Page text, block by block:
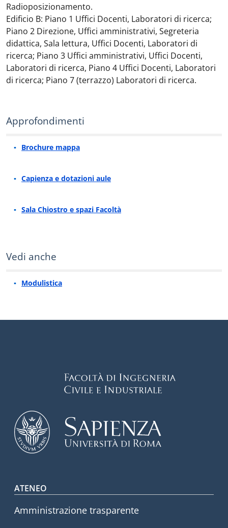
Radioposizionamento.
Edificio B: Piano 1 Uffici Docenti, Laboratori di ricerca;
Piano 2 Direzione, Uffici amministrativi, Segreteria
didattica, Sala lettura, Uffici Docenti, Laboratori di
ricerca; Piano 3 Uffici amministrativi, Uffici Docenti,
Laboratori di ricerca, Piano 4 Uffici Docenti, Laboratori
di ricerca; Piano 7 (terrazzo) Laboratori di ricerca.
Approfondimenti
Brochure mappa
Capienza e dotazioni aule
Sala Chiostro e spazi Facoltà
Vedi anche
Modulistica
Footer menu
ATENEO
Amministrazione trasparente